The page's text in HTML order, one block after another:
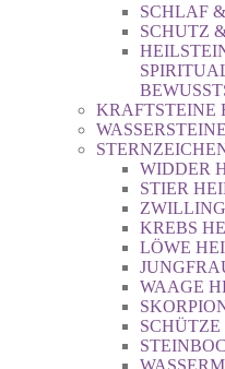
SCHLAF
SCHUTZ
KRAFTSTEINE
WASSERSTEINE
WIDDER
STIER
KREBS
LÖWE
WAAGE